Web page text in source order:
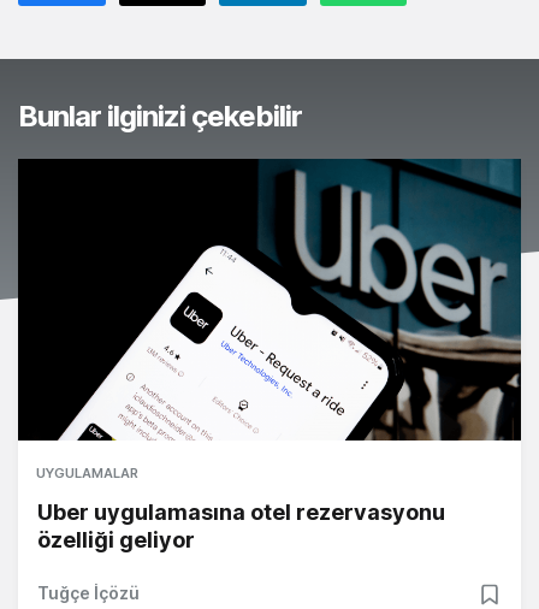
Bunlar ilginizi çekebilir
UYGULAMALAR
Uber uygulamasına otel rezervasyonu
özelliği geliyor
Tuğçe İçözü